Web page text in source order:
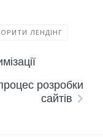
ЛЕНДІНГ
розробки
сайтів